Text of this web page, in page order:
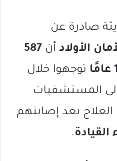
صادرة عن
الأولاد أن 587
توجهوا خلال
2015 – 2024 إلى المستشفيات
بعد إصابتهم
.